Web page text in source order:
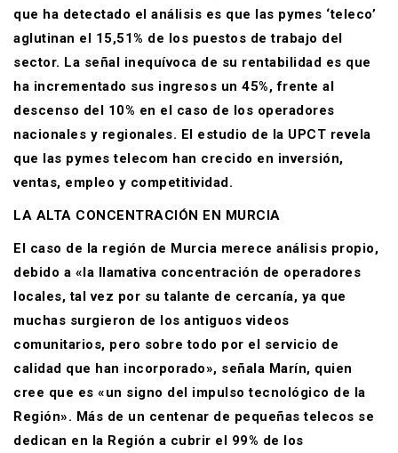
que ha detectado el análisis es que las pymes ‘teleco’
aglutinan el 15,51% de los puestos de trabajo del
sector. La señal inequívoca de su rentabilidad es que
ha incrementado sus ingresos un 45%, frente al
descenso del 10% en el caso de los operadores
nacionales y regionales. El estudio de la UPCT revela
que las pymes telecom han crecido en inversión,
ventas, empleo y competitividad.
LA ALTA CONCENTRACIÓN EN MURCIA
El caso de la región de Murcia merece análisis propio,
debido a «la llamativa concentración de operadores
locales, tal vez por su talante de cercanía, ya que
muchas surgieron de los antiguos videos
comunitarios, pero sobre todo por el servicio de
calidad que han incorporado», señala Marín, quien
cree que es «un signo del impulso tecnológico de la
Región». Más de un centenar de pequeñas telecos se
dedican en la Región a cubrir el 99% de los